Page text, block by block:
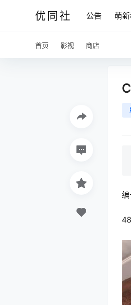
优同社 公告 萌
首页 影视 商店